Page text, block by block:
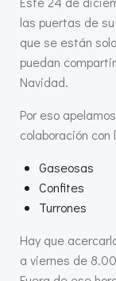
las puertas de
que se están
puedan
Navidad.
Por eso
colaboración
Gaseosas
Confites
Turrones
Hay que
a viernes de